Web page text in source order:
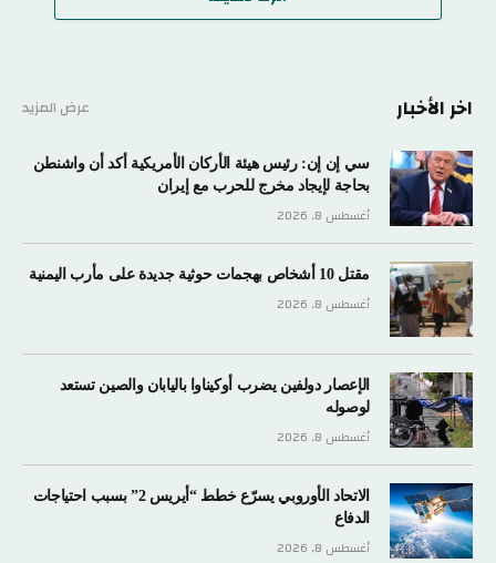
اخر الأخبار عرض المزيد
سي إن إن: رئيس هيئة الأركان الأمريكية أكد أن واشنطن
بحاجة لإيجاد مخرج للحرب مع إيران
أغسطس 8, 2026
مقتل 10 أشخاص بهجمات حوثية جديدة على مأرب اليمنية
أغسطس 8, 2026
الإعصار دولفين يضرب أوكيناوا باليابان والصين تستعد
لوصوله
أغسطس 8, 2026
الاتحاد الأوروبي يسرّع خطط “أيريس 2” بسبب احتياجات
الدفاع
أغسطس 8, 2026